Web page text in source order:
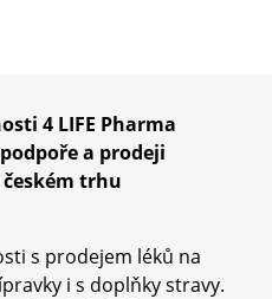
4 LIFE Pharma
a prodeji
trhu
s prodejem léků na
i s doplňky stravy.